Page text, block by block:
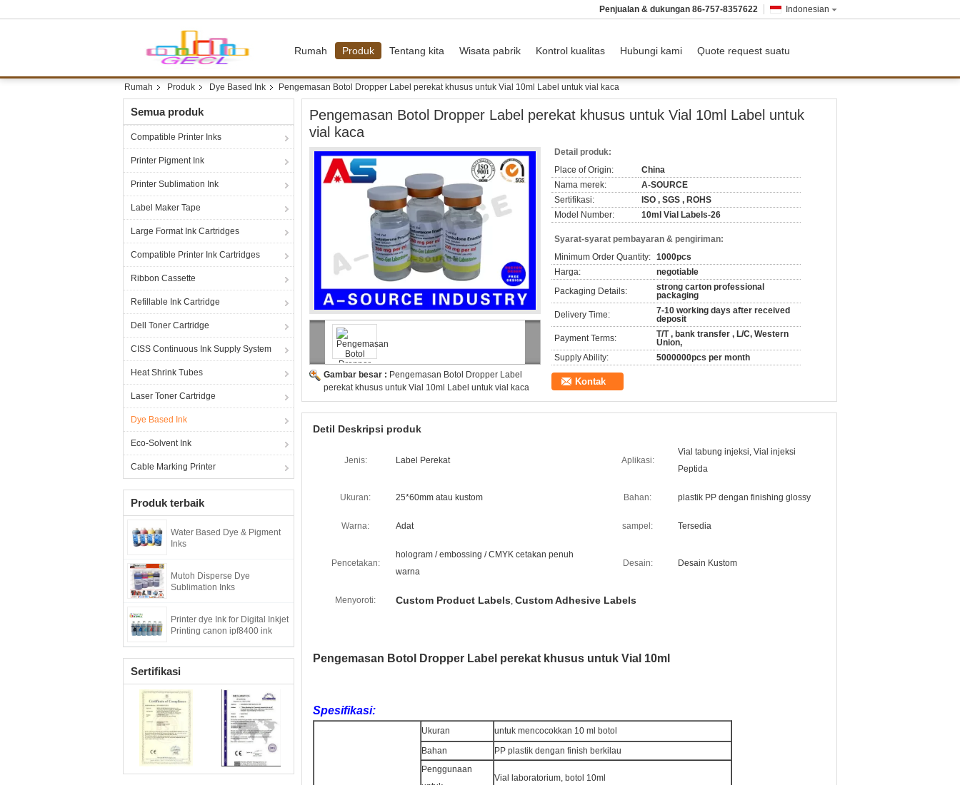
Indonesian
Penjualan & dukungan 86-757-8357622
Rumah Produk Tentang kita Wisata pabrik Kontrol kualitas Hubungi kami Quote request suatu
Rumah Produk Dye Based Ink Pengemasan Botol Dropper Label perekat khusus untuk Vial 10ml Label untuk vial kaca
Semua produk
Compatible Printer Inks
Printer Pigment Ink
Printer Sublimation Ink
Label Maker Tape
Large Format Ink Cartridges
Compatible Printer Ink Cartridges
Ribbon Cassette
Refillable Ink Cartridge
Dell Toner Cartridge
CISS Continuous Ink Supply System
Heat Shrink Tubes
Laser Toner Cartridge
Dye Based Ink
Eco-Solvent Ink
Cable Marking Printer
Produk terbaik
Water Based Dye & Pigment
Inks
Mutoh Disperse Dye
Sublimation Inks
Printer dye Ink for Digital Inkjet
Printing canon ipf8400 ink
Sertifikasi
Pengemasan Botol Dropper Label perekat khusus untuk Vial 10ml Label untuk
vial kaca
Gambar besar : Pengemasan Botol Dropper Label
perekat khusus untuk Vial 10ml Label untuk vial kaca
Detail produk:
Place of Origin:
China
Nama merek:
A-SOURCE
Sertifikasi:
ISO , SGS , ROHS
Model Number:
10ml Vial Labels-26
Syarat-syarat pembayaran & pengiriman:
Minimum Order Quantity: 1000pcs
Harga:
negotiable
Packaging Details:
strong carton professional
packaging
Delivery Time:
7-10 working days after received
deposit
Payment Terms:
T/T , bank transfer , L/C, Western
Union,
Supply Ability:
5000000pcs per month
Kontak
Detil Deskripsi produk
Jenis: Label Perekat Aplikasi:
Vial tabung injeksi, Vial injeksi
Peptida
Ukuran: 25*60mm atau kustom Bahan: plastik PP dengan finishing glossy
Warna: Adat sampel: Tersedia
Pencetakan:
hologram / embossing / CMYK cetakan penuh
warna
Desain: Desain Kustom
Menyoroti: Custom Product Labels, Custom Adhesive Labels
Pengemasan Botol Dropper Label perekat khusus untuk Vial 10ml
Spesifikasi:
Ukuran
untuk mencocokkan 10 ml botol
Bahan
PP plastik dengan finish berkilau
Penggunaan
Vial laboratorium, botol 10ml